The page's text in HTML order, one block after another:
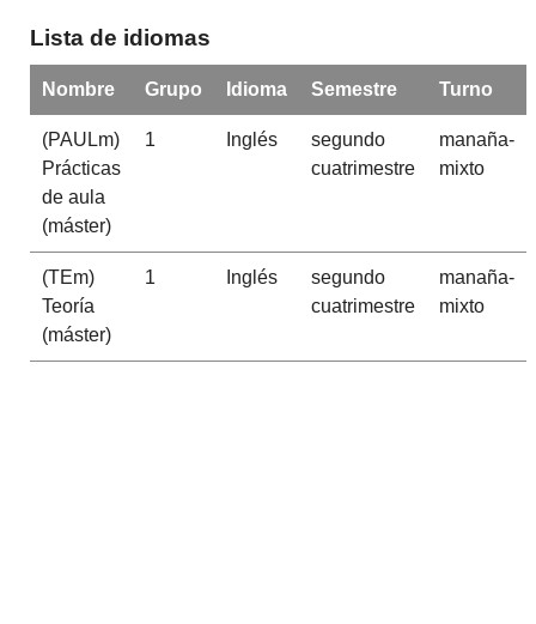
Lista de idiomas
Nombre Grupo Idioma Semestre Turno
(PAULm)
Prácticas
de aula
(máster)
1 Inglés
segundo
cuatrimestre
manaña-
mixto
(TEm)
Teoría
(máster)
1 Inglés
segundo
cuatrimestre
manaña-
mixto